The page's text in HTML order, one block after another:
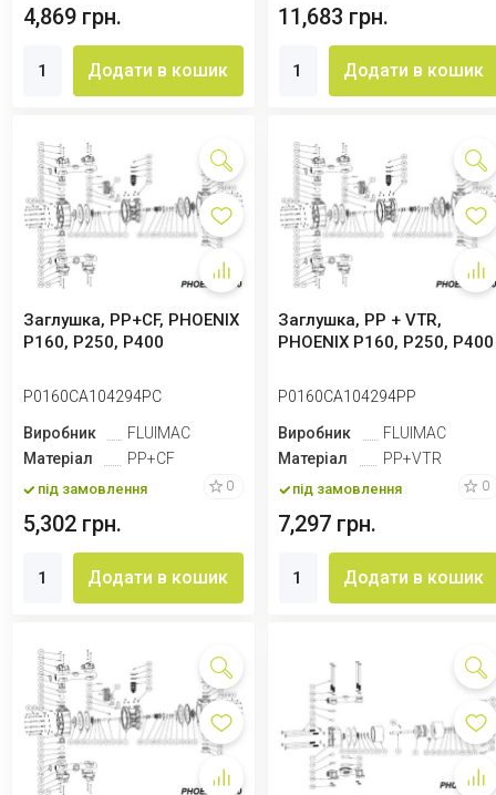
4,869 грн.
Додати в кошик
11,683 грн.
Додати в кошик
Заглушка, PP+CF, PHOENIX
P160, P250, P400
P0160CA104294PC
Виробник
FLUIMAC
Матеріал
PP+CF
під замовлення 0
5,302 грн.
Додати в кошик
Заглушка, PP + VTR,
PHOENIX P160, P250, P400
P0160CA104294PP
Виробник
FLUIMAC
Матеріал
PP+VTR
під замовлення 0
7,297 грн.
Додати в кошик